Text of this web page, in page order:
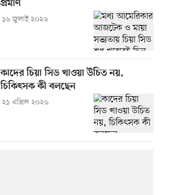
প্রমাণ
১৬ জুলাই ২০২৬
কাদের চিয়া সিড খাওয়া উচিত নয়,
চিকিৎসক কী বলছেন
২১ এপ্রিল ২০২৬